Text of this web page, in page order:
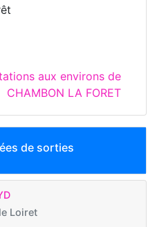
aux environs de
CHAMBON LA FORET
de sorties
Loiret